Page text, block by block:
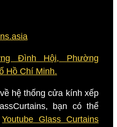
Đình Hội, Phường
Hồ Chí Minh.
hệ thống cửa kính xếp
bạn có thể
Youtube Glass Curtains